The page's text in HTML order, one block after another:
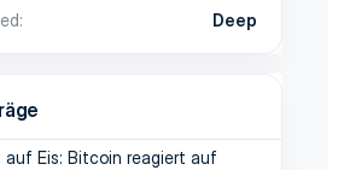
Deep
Eis: Bitcoin reagiert auf